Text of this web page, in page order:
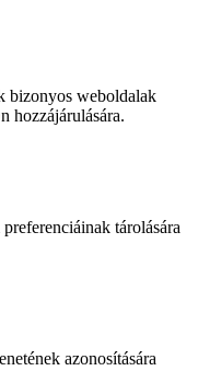
bizonyos weboldalak
hozzájárulására.
tárolására
azonosítására